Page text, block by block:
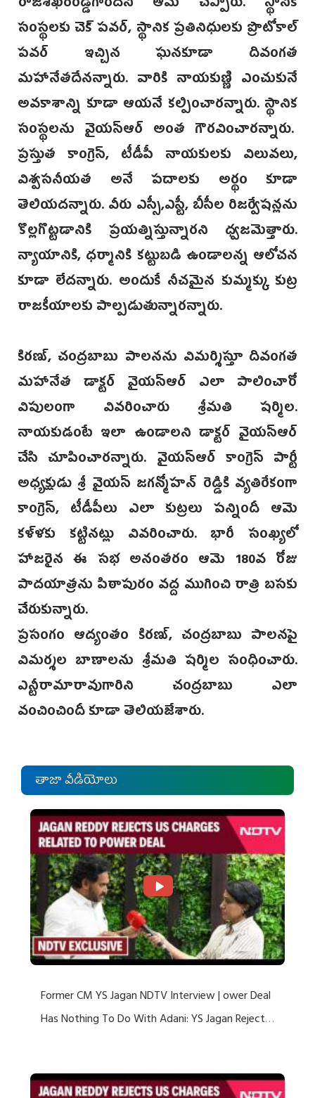
సంస్థలకు చెక్ పవర్, స్థానిక ప్రతినిధులకు ప్రొటోకాల్
పవర్ ఇచ్చిన ఘనకూడా దివంగత
మహానేతదేనన్నారు. వారికి నాయకుణ్ణి ఎంచుకునే
అవకాశాన్ని కూడా ఆయనే కల్పించారన్నారు. స్థానిక
సంస్థలను వైయస్ఆర్ అంత గౌరవించారన్నారు.
ప్రస్తుత కాంగ్రెస్, టీడీపీ నాయకులకు విలువలు,
విశ్వసనీయత అనే పదాలకు అర్థం కూడా
తెలియదన్నారు. వీరు ఎస్సీ,ఎస్టీ, బీసీల రిజర్వేషన్లను
కొల్లగొట్టడానికి ప్రయత్నిస్తున్నారని ధ్వజమెత్తారు.
న్యాయానికి, ధర్మానికి కట్టుబడి ఉండాలన్న ఆలోచన
కూడా లేదన్నారు. అందుకే నీచమైన కుమ్మక్కు కుట్ర
రాజకీయాలకు పాల్పడుతున్నారన్నారు.
కిరణ్, చంద్రబాబు పాలనను విమర్శిస్తూ దివంగత
మహానేత డాక్టర్ వైయస్ఆర్ ఎలా పాలించారో
విపులంగా వివరించారు శ్రీమతి షర్మిల.
నాయకుడంటే ఇలా ఉండాలని డాక్టర్ వైయస్ఆర్
చేసి చూపించారన్నారు. వైయస్ఆర్ కాంగ్రెస్ పార్టీ
అధ్యక్షుడు శ్రీ వైయస్ జగన్మోహన్ రెడ్డికి వ్యతిరేకంగా
కాంగ్రెస్, టీడీపీలు ఎలా కుట్రలు పన్నిందీ ఆమె
కళ్ళకు కట్టినట్లు వివరించారు. భారీ సంఖ్యలో
హాజరైన ఈ సభ అనంతరం ఆమె 180వ రోజు
పాదయాత్రను పిఠాపురం వద్ద ముగించి రాత్రి బసకు
చేరుకున్నారు.
ప్రసంగం ఆద్యంతం కిరణ్, చంద్రబాబు పాలనపై
విమర్శల బాణాలను శ్రీమతి షర్మిల సంధించారు.
ఎన్టీరామారావుగారిని చంద్రబాబు ఎలా
వంచించిందీ కూడా తెలియజేశారు.
తాజా వీడియోలు
Former CM YS Jagan NDTV Interview | ower Deal
Has Nothing To Do With Adani: YS Jagan Rejects